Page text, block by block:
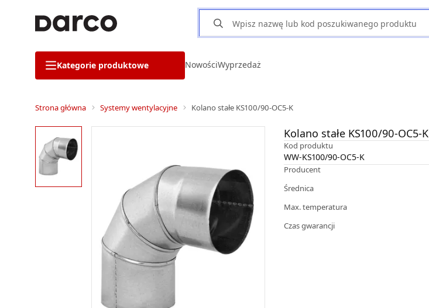
Kategorie produktowe NowościWyprzedaż
Strona główna Systemy wentylacyjne Kolano stałe KS100/90-OC5-K
Kolano stałe KS100/90-OC5-K
Kod produktu
WW-KS100/90-OC5-K
Producent
Średnica
Max. temperatura
Czas gwarancji